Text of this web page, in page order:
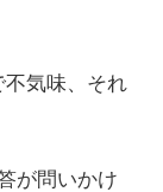
気味、それ
が問いかけ